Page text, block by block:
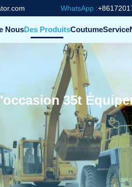
WhatsApp :
NousDes ProduitsCoutumeService
35t